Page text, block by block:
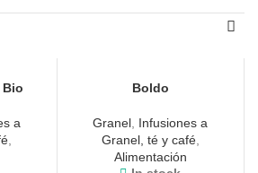
Bio
a
Boldo
Granel Infusiones a
Granel, té y café,
Alimentación